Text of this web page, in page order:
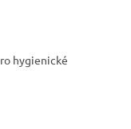
hygienické